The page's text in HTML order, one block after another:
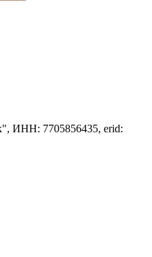
ИНН: 7705856435, erid: